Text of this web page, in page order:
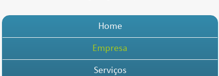
Home
Empresa
Serviços